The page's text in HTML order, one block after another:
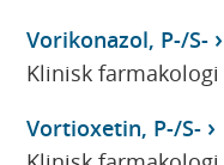
Vorikonazol, P-/S-
Klinisk farmakologi
Vortioxetin, P-/S-